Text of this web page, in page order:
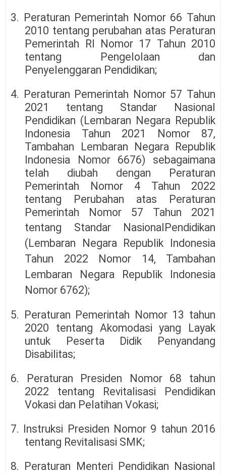
3. Peraturan Pemerintah Nomor 66 Tahun
2010 tentang perubahan atas Peraturan
Pemerintah RI Nomor 17 Tahun 2010
tentang Pengelolaan dan
Penyelenggaran Pendidikan;
4. Peraturan Pemerintah Nomor 57 Tahun
2021 tentang Standar Nasional
Pendidikan (Lembaran Negara Republik
Indonesia Tahun 2021 Nomor 87,
Tambahan Lembaran Negara Republik
Indonesia Nomor 6676) sebagaimana
telah diubah dengan Peraturan
Pemerintah Nomor 4 Tahun 2022
tentang Perubahan atas Peraturan
Pemerintah Nomor 57 Tahun 2021
tentang Standar NasionalPendidikan
(Lembaran Negara Republik Indonesia
Tahun 2022 Nomor 14, Tambahan
Lembaran Negara Republik Indonesia
Nomor 6762);
5. Peraturan Pemerintah Nomor 13 tahun
2020 tentang Akomodasi yang Layak
untuk Peserta Didik Penyandang
Disabilitas;
6. Peraturan Presiden Nomor 68 tahun
2022 tentang Revitalisasi Pendidikan
Vokasi dan Pelatihan Vokasi;
7. Instruksi Presiden Nomor 9 tahun 2016
tentang Revitalisasi SMK;
8. Peraturan Menteri Pendidikan Nasional